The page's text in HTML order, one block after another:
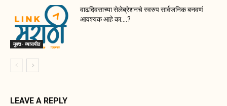
मुक्त- व्यासपीठ
वाढदिवसाच्या सेलेब्रेशनचे स्वरुप सार्वजनिक बनवणं
आवश्यक आहे का….?
LEAVE A REPLY